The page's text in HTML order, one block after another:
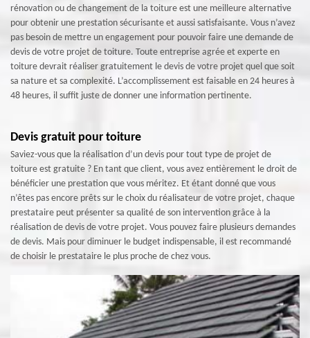
rénovation ou de changement de la toiture est une meilleure alternative
pour obtenir une prestation sécurisante et aussi satisfaisante. Vous n’avez
pas besoin de mettre un engagement pour pouvoir faire une demande de
devis de votre projet de toiture. Toute entreprise agrée et experte en
toiture devrait réaliser gratuitement le devis de votre projet quel que soit
sa nature et sa complexité. L’accomplissement est faisable en 24 heures à
48 heures, il suffit juste de donner une information pertinente.
Devis gratuit pour toiture
Saviez-vous que la réalisation d’un devis pour tout type de projet de
toiture est gratuite ? En tant que client, vous avez entièrement le droit de
bénéficier une prestation que vous méritez. Et étant donné que vous
n’êtes pas encore prêts sur le choix du réalisateur de votre projet, chaque
prestataire peut présenter sa qualité de son intervention grâce à la
réalisation de devis de votre projet. Vous pouvez faire plusieurs demandes
de devis. Mais pour diminuer le budget indispensable, il est recommandé
de choisir le prestataire le plus proche de chez vous.